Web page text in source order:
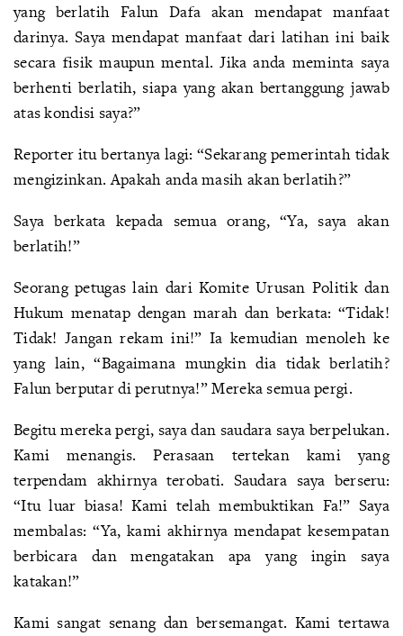
yang berlatih Falun Dafa akan mendapat manfaat
darinya. Saya mendapat manfaat dari latihan ini baik
secara fisik maupun mental. Jika anda meminta saya
berhenti berlatih, siapa yang akan bertanggung jawab
atas kondisi saya?”
Reporter itu bertanya lagi: “Sekarang pemerintah tidak
mengizinkan. Apakah anda masih akan berlatih?”
Saya berkata kepada semua orang, “Ya, saya akan
berlatih!”
Seorang petugas lain dari Komite Urusan Politik dan
Hukum menatap dengan marah dan berkata: “Tidak!
Tidak! Jangan rekam ini!” Ia kemudian menoleh ke
yang lain, “Bagaimana mungkin dia tidak berlatih?
Falun berputar di perutnya!” Mereka semua pergi.
Begitu mereka pergi, saya dan saudara saya berpelukan.
Kami menangis. Perasaan tertekan kami yang
terpendam akhirnya terobati. Saudara saya berseru:
“Itu luar biasa! Kami telah membuktikan Fa!” Saya
membalas: “Ya, kami akhirnya mendapat kesempatan
berbicara dan mengatakan apa yang ingin saya
katakan!”
Kami sangat senang dan bersemangat. Kami tertawa